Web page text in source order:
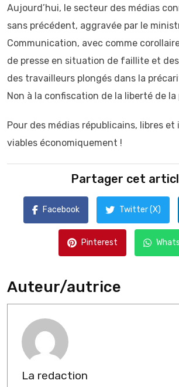
Aujourd’hui, le secteur des médias
sans précédent, aggravée par le
Communication, avec comme
de presse en situation de faillite et
des travailleurs plongés dans la
Non à la confiscation de la liberté de la
Pour des médias républicains, libres
viables économiquement !
Partager cet
Facebook Twitter (X)
Pinterest
Auteur/autrice
La redaction